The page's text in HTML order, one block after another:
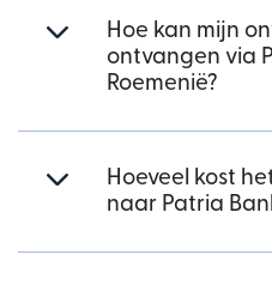
Hoe kan mijn
ontvangen via
Roemenië?
Hoeveel kost
naar Patria